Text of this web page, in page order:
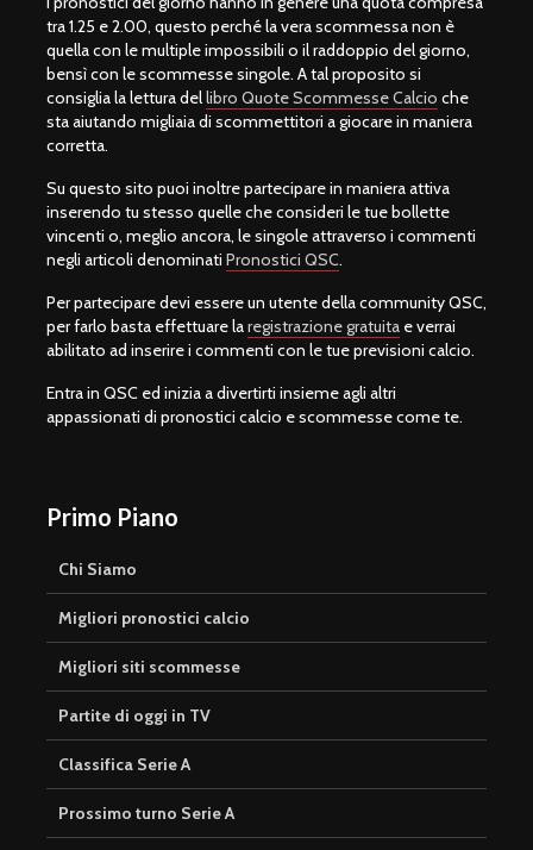
tra 1.25 e 2.00, questo perché la vera scommessa non è
quella con le multiple impossibili o il raddoppio del giorno,
bensì con le scommesse singole. A tal proposito si
consiglia la lettura dellibro Quote Scommesse Calcio che
sta aiutando migliaia di scommettitori a giocare in maniera
corretta.
Su questo sito puoi inoltre partecipare in maniera attiva
inserendo tu stesso quelle che consideri le tue bollette
vincenti o, meglio ancora, le singole attraverso i commenti
negli articoli denominati Pronostici QSC.
Per partecipare devi essere un utente della community QSC,
per farlo basta effettuare laregistrazione gratuita e verrai
abilitato ad inserire i commenti con le tue previsioni calcio.
Entra in QSC ed inizia a divertirti insieme agli altri
appassionati di pronostici calcio e scommesse come te.
Primo Piano
Chi Siamo
Migliori pronostici calcio
Migliori siti scommesse
Partite di oggi in TV
Classifica Serie A
Prossimo turno Serie A